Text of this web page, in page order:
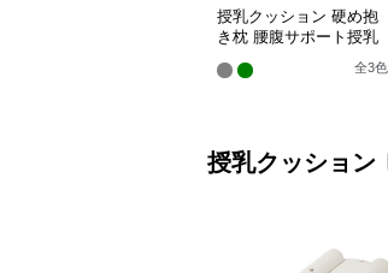
授乳クッション 硬め抱
き枕 腰腹サポート授乳
全3色
授乳クッション